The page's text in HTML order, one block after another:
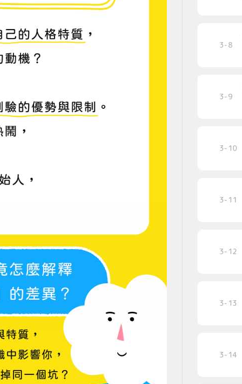
3-8
3-9
3-10
3-11
3-12
3-13
3-14